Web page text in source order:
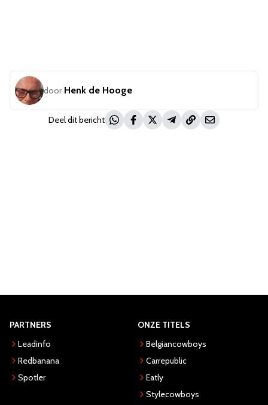
door Henk de Hooge
Deel dit bericht
PARTNERS
Leadinfo
Redbanana
Spotler
ONZE TITELS
Belgiancowboys
Carrepublic
Eatly
Stylecowboys